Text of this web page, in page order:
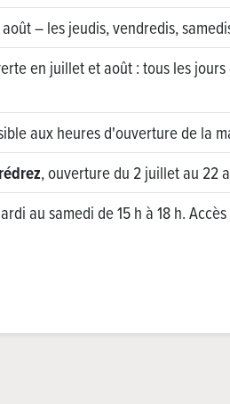
– les jeudis, vendredis,
en juillet et août : tous les
aux heures d'ouverture de la
, ouverture du 2 juillet au 22
au samedi de 15 h à 18 h.